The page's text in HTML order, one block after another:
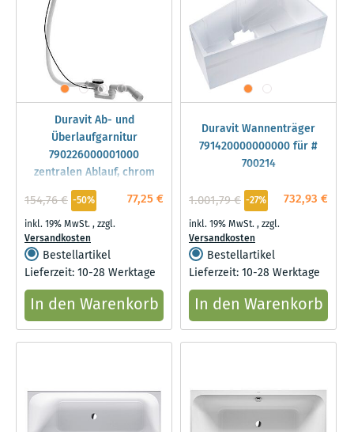
Duravit Ab- und
Überlaufgarnitur
790226000001000
zentralen Ablauf, chrom
77,25 €
154,76 € -50%
inkl. 19% MwSt.,zzgl.
Versandkosten
Bestellartikel
Lieferzeit: 10-28 Werktage
In den Warenkorb
Duravit Wannenträger
791420000000000 für #
700214
732,93 €
1.001,79 € -27%
inkl. 19% MwSt.,zzgl.
Versandkosten
Bestellartikel
Lieferzeit: 10-28 Werktage
In den Warenkorb